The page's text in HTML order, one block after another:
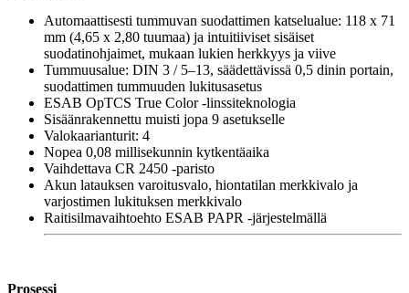
Automaattisesti tummuvan suodattimen katselualue: 118 x 71
mm (4,65 x 2,80 tuumaa) ja intuitiiviset sisäiset
suodatinohjaimet, mukaan lukien herkkyys ja viive
Tummuusalue: DIN 3 / 5–13, säädettävissä 0,5 dinin portain,
suodattimen tummuuden lukitusasetus
ESAB OpTCS True Color -linssiteknologia
Sisäänrakennettu muisti jopa 9 asetukselle
Valokaarianturit: 4
Nopea 0,08 millisekunnin kytkentäaika
Vaihdettava CR 2450 -paristo
Akun latauksen varoitusvalo, hiontatilan merkkivalo ja
varjostimen lukituksen merkkivalo
Raitisilmavaihtoehto ESAB PAPR -järjestelmällä
Prosessi